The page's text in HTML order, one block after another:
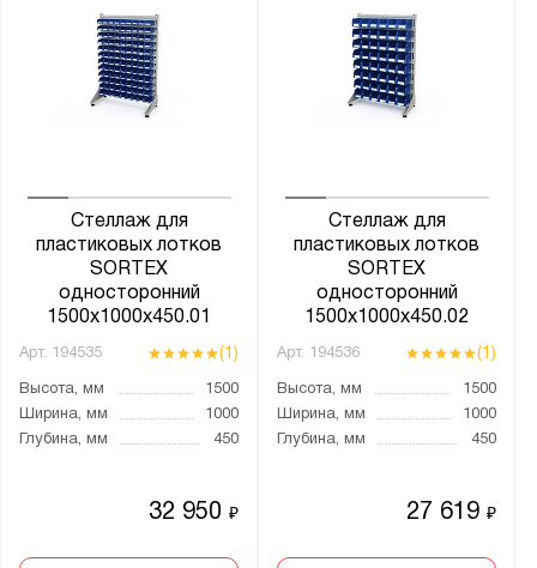
Стеллаж для
пластиковых лотков
SORTEX
односторонний
1500x1000x450.01
Арт. 194535 (1)
Высота, мм
1500
Ширина, мм
1000
Глубина, мм
450
32 950₽
Стеллаж для
пластиковых лотков
SORTEX
односторонний
1500x1000x450.02
Арт. 194536 (1)
Высота, мм
1500
Ширина, мм
1000
Глубина, мм
450
27 619₽